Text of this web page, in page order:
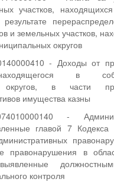
участков,
и земельных участков,
округов
- Доходы от
в
округов, в части
имущества казны
-
главой 7 Кодекса
правонарушения в
выявленные
контроля